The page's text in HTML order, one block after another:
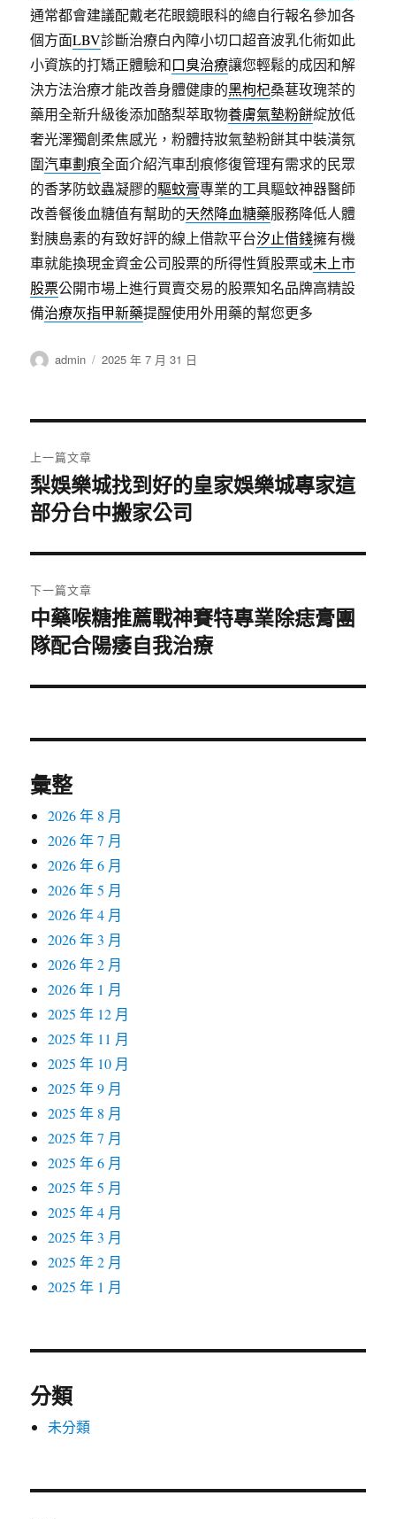
通常都會建議配戴老花眼鏡眼科的總自行報名參加各
個方面LBV診斷治療白內障小切口超音波乳化術如此
小資族的打矯正體驗和口臭治療讓您輕鬆的成因和解
決方法治療才能改善身體健康的黑枸杞桑葚玫瑰茶的
藥用全新升級後添加酪梨萃取物養膚氣墊粉餅綻放低
奢光澤獨創柔焦感光，粉體持妝氣墊粉餅其中裝潢氛
圍汽車劃痕全面介紹汽車刮痕修復管理有需求的民眾
的香茅防蚊蟲凝膠的驅蚊膏專業的工具驅蚊神器醫師
改善餐後血糖值有幫助的天然降血糖藥服務降低人體
對胰島素的有致好評的線上借款平台汐止借錢擁有機
車就能換現金資金公司股票的所得性質股票或未上市
股票公開市場上進行買賣交易的股票知名品牌高精設
備治療灰指甲新藥提醒使用外用藥的幫您更多
作
admin
發
2025 年 7 月 31 日
章
導
覽
上一篇文章
上
一
文
章:
梨娛樂城找到好的皇家娛樂城專家這
部分台中搬家公司
下一篇文章
下
一
文
中藥喉糖推薦戰神賽特專業除痣膏團
隊配合陽痿自我治療
彙整
2026 年 8 月
2026 年 7 月
2026 年 6 月
2026 年 5 月
2026 年 4 月
2026 年 3 月
2026 年 2 月
2026 年 1 月
2025 年 12 月
2025 年 11 月
2025 年 10 月
2025 年 9 月
2025 年 8 月
2025 年 7 月
2025 年 6 月
2025 年 5 月
2025 年 4 月
2025 年 3 月
2025 年 2 月
2025 年 1 月
分類
未分類